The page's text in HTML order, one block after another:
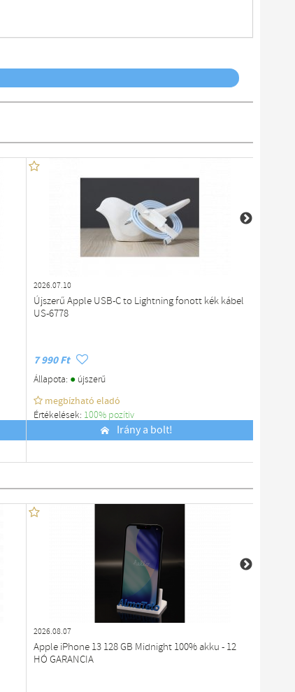
2026.07.10
Újszerű Apple USB-C to Lightning fonott kék kábel
US-6778
7 990 Ft
Állapota: ●újszerű
megbízható eladó
Értékelések: 100% pozítiv
Irány a bolt!
2026.08.07
Apple iPhone 13 128 GB Midnight 100% akku - 12
HÓ GARANCIA